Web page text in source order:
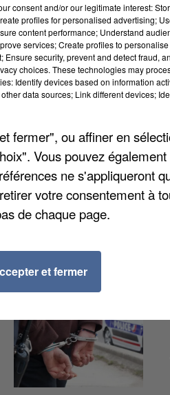
a pour objectif de
vous bimestriel est en
par la
inscrire par mail à
consent and/or our legitimate interest:
profiles for personalised advertising;
content performance; Understand
services; Create profiles to
security, prevent and detect fraud,
choices. These technologies may
Identify devices based on information
data sources; Link different devices;
fermer", ou affiner en
Vous pouvez
ne s'appliqueront
votre consentement à
de chaque page.
et fermer